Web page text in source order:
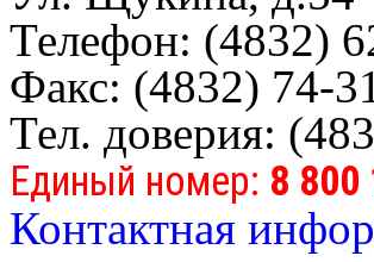
Телефон: (4832)
Факс: (4832) 74-
Тел. доверия:
Единый номер: 8 800
Контактная